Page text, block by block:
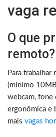
vaga
O que
remoto?
Para trabalhar
(mínimo
webcam, fone
ergonômica e
mais vagas